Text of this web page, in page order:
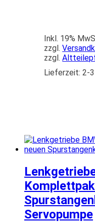
Inkl. 19%
zzgl.
zzgl.
Lieferzeit: 2-
Servopumpe